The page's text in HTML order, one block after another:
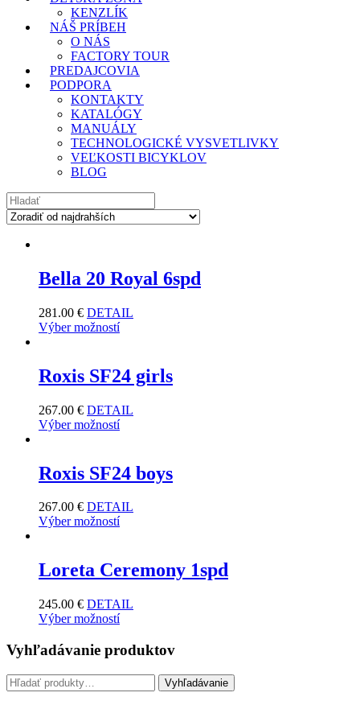
KENZLÍK
NÁŠ PRÍBEH
O NÁS
FACTORY TOUR
PREDAJCOVIA
PODPORA
KONTAKTY
KATALÓGY
MANUÁLY
TECHNOLOGICKÉ VYSVETLIVKY
VEĽKOSTI BICYKLOV
BLOG
Bella 20 Royal 6spd
281.00 € DETAIL
Výber možností
Roxis SF24 girls
267.00 € DETAIL
Výber možností
Roxis SF24 boys
267.00 € DETAIL
Výber možností
Loreta Ceremony 1spd
245.00 € DETAIL
Výber možností
Vyhľadávanie produktov
Hľadať: Vyhľadávanie